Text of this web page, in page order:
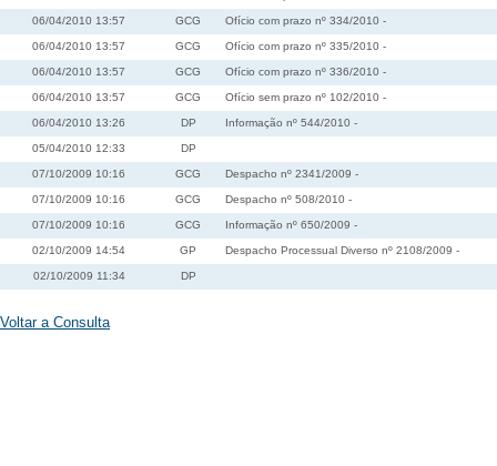
06/04/2010 13:57 GCG Ofício com prazo nº 334/2010 -
06/04/2010 13:57 GCG Ofício com prazo nº 335/2010 -
06/04/2010 13:57 GCG Ofício com prazo nº 336/2010 -
06/04/2010 13:57 GCG Ofício sem prazo nº 102/2010 -
06/04/2010 13:26 DP Informação nº 544/2010 -
05/04/2010 12:33 DP
07/10/2009 10:16 GCG Despacho nº 2341/2009 -
07/10/2009 10:16 GCG Despacho nº 508/2010 -
07/10/2009 10:16 GCG Informação nº 650/2009 -
02/10/2009 14:54 GP Despacho Processual Diverso nº 2108/2009 -
02/10/2009 11:34 DP
Voltar a Consulta